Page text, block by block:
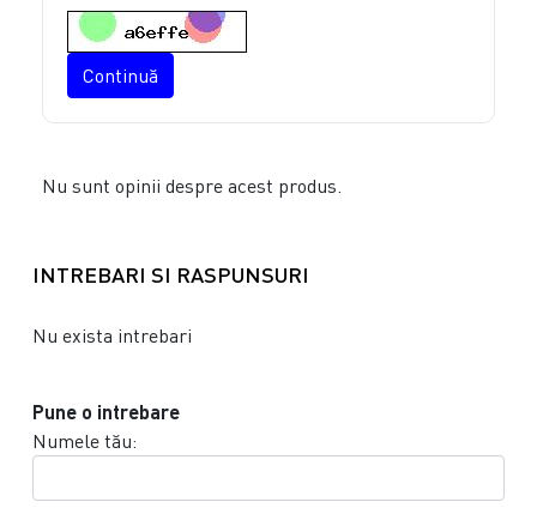
Continuă
Nu sunt opinii despre acest produs.
INTREBARI SI RASPUNSURI
Nu exista intrebari
Pune o intrebare
Numele tău: